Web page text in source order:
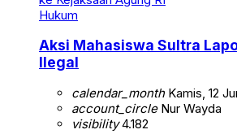
Hukum
Aksi Mahasiswa Sultra
Ilegal
calendar_monthKamis, 12
account_circleNur Wayda
visibility4.182